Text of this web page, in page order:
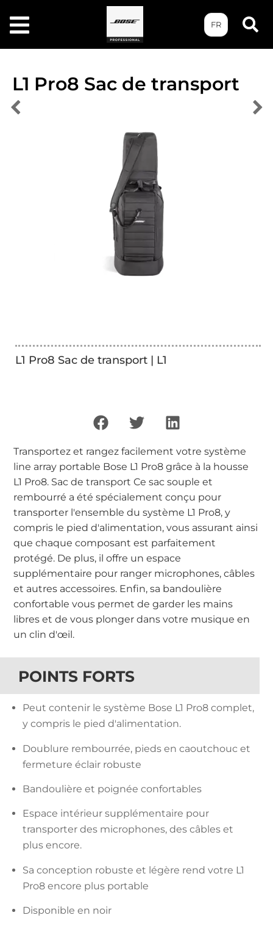
FR
L1 Pro8 Sac de transport
L1 Pro8 Sac de transport | L1
Transportez et rangez facilement votre système
line array portable Bose L1 Pro8 grâce à la housse
L1 Pro8. Sac de transport Ce sac souple et
rembourré a été spécialement conçu pour
transporter l'ensemble du système L1 Pro8, y
compris le pied d'alimentation, vous assurant ainsi
que chaque composant est parfaitement
protégé. De plus, il offre un espace
supplémentaire pour ranger microphones, câbles
et autres accessoires. Enfin, sa bandoulière
confortable vous permet de garder les mains
libres et de vous plonger dans votre musique en
un clin d'œil.
POINTS FORTS
Peut contenir le système Bose L1 Pro8 complet,
y compris le pied d'alimentation.
Doublure rembourrée, pieds en caoutchouc et
fermeture éclair robuste
Bandoulière et poignée confortables
Espace intérieur supplémentaire pour
transporter des microphones, des câbles et
plus encore.
Sa conception robuste et légère rend votre L1
Pro8 encore plus portable
Disponible en noir